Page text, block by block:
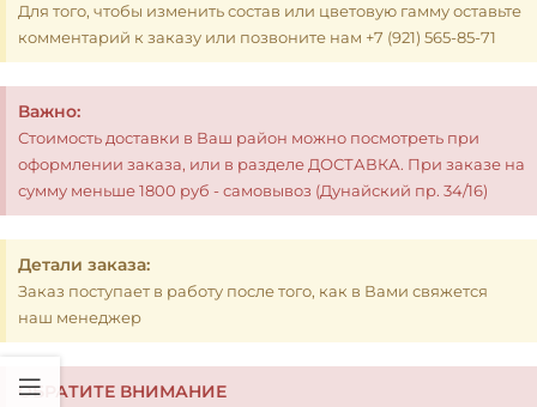
Для того, чтобы изменить состав или цветовую гамму оставьте
комментарий к заказу или позвоните нам +7 (921) 565-85-71
Важно:
Стоимость доставки в Ваш район можно посмотреть при
оформлении заказа, или в разделе ДОСТАВКА. При заказе на
сумму меньше 1800 руб - самовывоз (Дунайский пр. 34/16)
Детали заказа:
Заказ поступает в работу после того, как в Вами свяжется
наш менеджер
ОБРАТИТЕ ВНИМАНИЕ